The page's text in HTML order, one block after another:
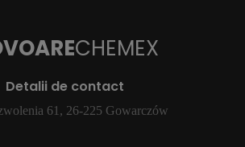
CHEMEX
Detalii de contact
61, 26-225 Gowarczów